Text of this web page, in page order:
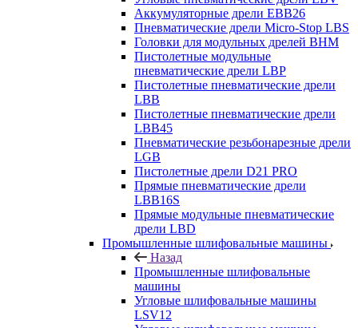
Аккумуляторные дрели EBB26
Пневматические дрели Micro-Stop LBS
Головки для модульных дрелей BHM
Пистолетные модульные
пневматические дрели LBP
Пистолетные пневматические дрели
LBB
Пистолетные пневматические дрели
LBB45
Пневматические резьбонарезные дрели
LGB
Пистолетные дрели D21 PRO
Прямые пневматические дрели
LBB16S
Прямые модульные пневматические
дрели LBD
Промышленные шлифовальные машины
Назад
Промышленные шлифовальные
машины
Угловые шлифовальные машины
LSV12